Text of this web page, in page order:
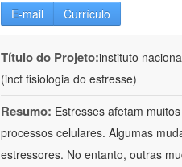
E-mail Currículo
Título do Projeto:instituto
(inct fisiologia do estresse)
Resumo: Estresses afetam
processos celulares. Algumas
estressores. No entanto, outras